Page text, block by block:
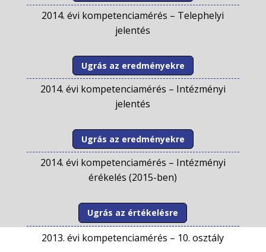
2014. évi kompetenciamérés – Telephelyi
jelentés
Ugrás az eredményekre
2014. évi kompetenciamérés – Intézményi
jelentés
Ugrás az eredményekre
2014. évi kompetenciamérés – Intézményi
érékelés (2015-ben)
Ugrás az értékelésre
2013. évi kompetenciamérés – 10. osztály